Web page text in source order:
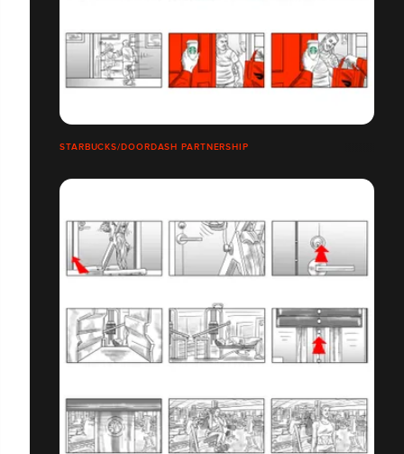
STARBUCKS/DOORDASH PARTNERSHIP